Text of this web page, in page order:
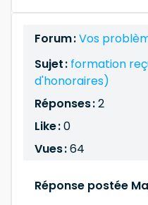
Forum :Vos
Sujet : formation
d'honoraires)
Réponses :2
Like :0
Vues :64
Réponse postée